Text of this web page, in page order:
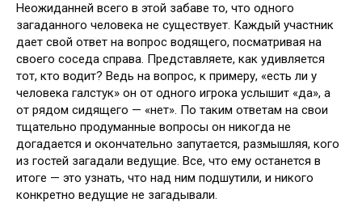
Неожиданней всего в этой забаве то, что одного
загаданного человека не существует. Каждый участник
дает свой ответ на вопрос водящего, посматривая на
своего соседа справа. Представляете, как удивляется
тот, кто водит? Ведь на вопрос, к примеру, «есть ли у
человека галстук» он от одного игрока услышит «да», а
от рядом сидящего — «нет». По таким ответам на свои
тщательно продуманные вопросы он никогда не
догадается и окончательно запутается, размышляя, кого
из гостей загадали ведущие. Все, что ему останется в
итоге — это узнать, что над ним подшутили, и никого
конкретно ведущие не загадывали.